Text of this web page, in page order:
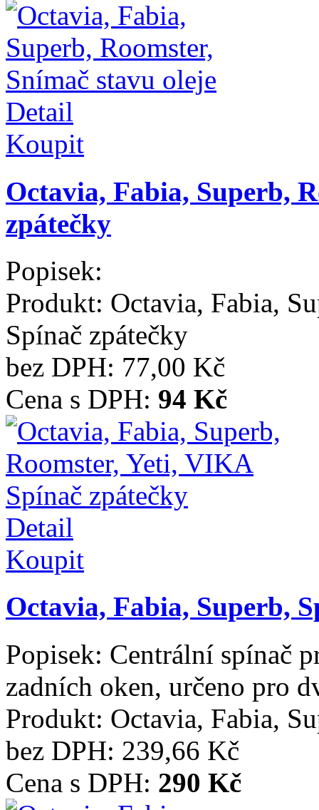
Detail
Koupit
Octavia, Fabia, Superb,
zpátečky
Popisek:
Produkt: Octavia, Fabia,
Spínač zpátečky
bez DPH: 77,00 Kč
Cena s DPH: 94 Kč
Detail
Koupit
Octavia, Fabia, Superb,
Popisek: Centrální spínač
zadních oken, určeno pro
Produkt: Octavia, Fabia,
bez DPH: 239,66 Kč
Cena s DPH: 290 Kč